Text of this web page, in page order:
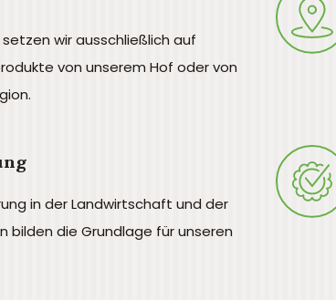
wir ausschließlich auf
von unserem Hof oder von
in der Landwirtschaft und der
bilden die Grundlage für unseren